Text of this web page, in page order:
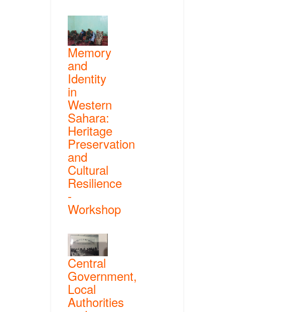
Memory
and
Identity
in
Western
Sahara:
Heritage
Preservation
and
Cultural
Resilience
-
Workshop
Central
Government,
Local
Authorities